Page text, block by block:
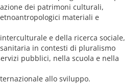
dei patrimoni culturali,
materiali e
e della ricerca sociale,
in contesti di pluralismo
pubblici, nella scuola e nella
allo sviluppo.